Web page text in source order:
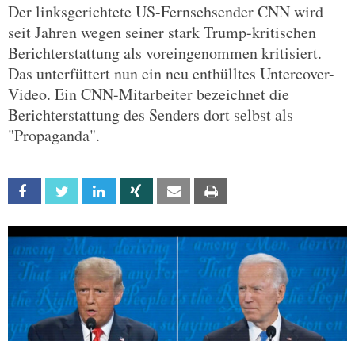
Der linksgerichtete US-Fernsehsender CNN wird
seit Jahren wegen seiner stark Trump-kritischen
Berichterstattung als voreingenommen kritisiert.
Das unterfüttert nun ein neu enthülltes Untercover-
Video. Ein CNN-Mitarbeiter bezeichnet die
Berichterstattung des Senders dort selbst als
"Propaganda".
Facebook Twitter Linkedin Xing Email